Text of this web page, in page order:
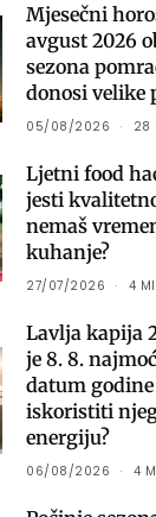
Mjesečni
avgust 2026
sezona
donosi velike
05/08/2026 28
Ljetni food
jesti
nemaš
kuhanje?
27/07/2026 4
Lavlja kapija
je 8. 8.
datum
iskoristiti
energiju?
06/08/2026 4